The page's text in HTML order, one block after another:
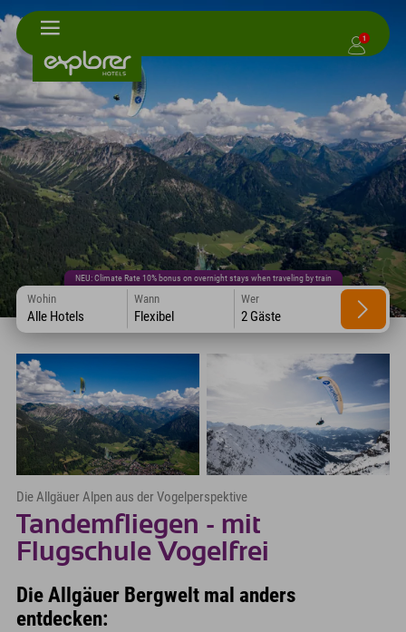
1
NEU: Climate Rate 10% bonus on overnight stays when traveling by train
Wohin
Alle Hotels
Wann
Flexibel
Wer
2 Gäste
Die Allgäuer Alpen aus der Vogelperspektive
Tandemfliegen - mit
Flugschule Vogelfrei
Die Allgäuer Bergwelt mal anders
entdecken: